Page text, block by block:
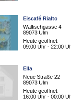
Eiscafé Rialto
Walfischgasse 4
89073 Ulm
Heute geöffnet:
09:00 Uhr - 22:00
Ella
Neue Straße 22
89073 Ulm
Heute geöffnet:
16:00 Uhr - 00:00